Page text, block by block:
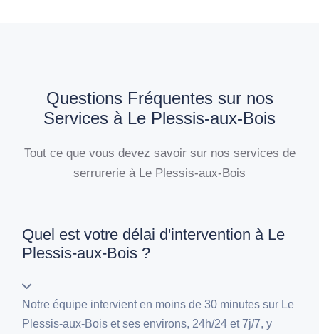
Questions Fréquentes sur nos
Services à Le Plessis-aux-Bois
Tout ce que vous devez savoir sur nos services de
serrurerie à Le Plessis-aux-Bois
Quel est votre délai d'intervention à Le
Plessis-aux-Bois ?
Notre équipe intervient en moins de 30 minutes sur Le
Plessis-aux-Bois et ses environs, 24h/24 et 7j/7, y